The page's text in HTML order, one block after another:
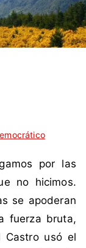
por las
no hicimos.
se apoderan
fuerza bruta,
Castro usó el